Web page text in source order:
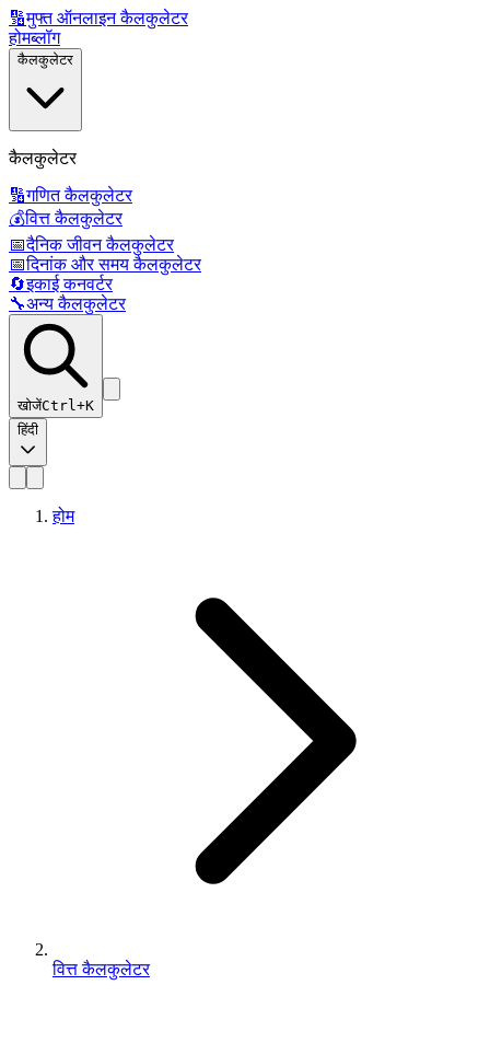
🔢मुफ्त ऑनलाइन कैलकुलेटर
होमब्लॉग
कैलकुलेटर
कैलकुलेटर
🔢गणित कैलकुलेटर
💰वित्त कैलकुलेटर
📅दैनिक जीवन कैलकुलेटर
📅दिनांक और समय कैलकुलेटर
🔄इकाई कनवर्टर
🔧अन्य कैलकुलेटर
खोजेंCtrl+K
हिंदी
होम
वित्त कैलकुलेटर